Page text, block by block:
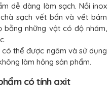
dễ dàng làm sạch. Nồi inox
sạch vết bẩn và vết bám
bằng những vật có độ nhám,
thể được ngâm và sử dụng
làm hỏng sản phẩm.
có tính axit